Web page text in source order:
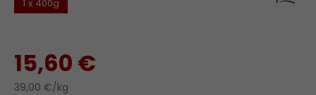
1 x 400g
15,60 €
39,00 €/kg